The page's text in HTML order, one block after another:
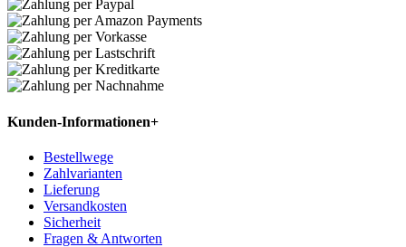
Kunden-Informationen+
Bestellwege
Zahlvarianten
Lieferung
Versandkosten
Sicherheit
Fragen & Antworten